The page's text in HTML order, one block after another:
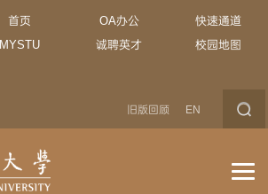
首页 OA办公
快速通道
MYSTU 诚聘英才
校园地图
旧版回顾 EN